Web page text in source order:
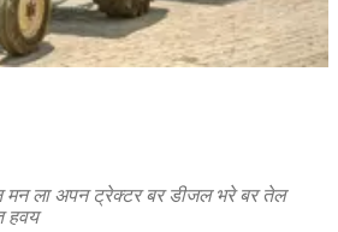
ला अपन ट्रेक्टर बर डीजल भरे बर तेल
हवय